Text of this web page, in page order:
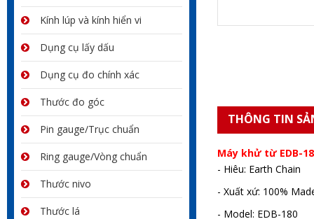
THÔNG TIN
Máy khử từ EDB-
- Hiêu: Earth Chain
- Xuất xứ: 100%
- Model: EDB-180
Kính lúp và kính hiển vi
Dụng cụ lấy dấu
Dụng cụ đo chính xác
Thước đo góc
Pin gauge/Trục chuẩn
Ring gauge/Vòng chuẩn
Thước nivo
Thước lá